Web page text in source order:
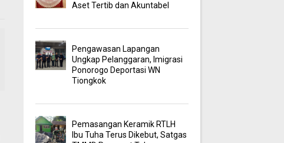
Aset Tertib dan Akuntabel
Pengawasan Lapangan
Ungkap Pelanggaran, Imigrasi
Ponorogo Deportasi WN
Tiongkok
Pemasangan Keramik RTLH
Ibu Tuha Terus Dikebut, Satgas